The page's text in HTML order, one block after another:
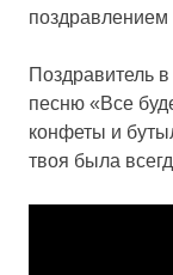
Поздравитель
песню «Все
конфеты и
твоя была